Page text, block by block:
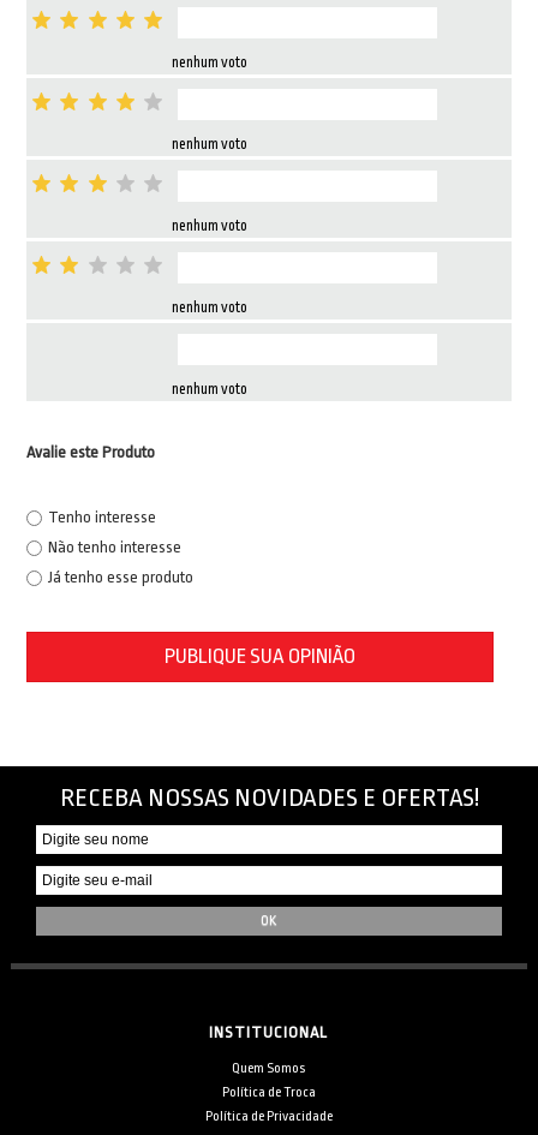
nenhum voto
nenhum voto
nenhum voto
nenhum voto
nenhum voto
Avalie este Produto
Tenho interesse
Não tenho interesse
Já tenho esse produto
PUBLIQUE SUA OPINIÃO
RECEBA NOSSAS NOVIDADES E OFERTAS!
INSTITUCIONAL
Quem Somos
Política de Troca
Política de Privacidade